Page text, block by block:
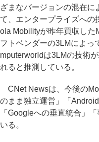
ざまなバージョンの混在に
て、エンタープライズへの
ola Mobilityが昨年買収した
フトベンダーの3LMによっ
mputerworldは3LMの技術
れると推測している。
CNet Newsは、今後の
のまま独立運営」「
「Googleへの垂直統合」
いる。